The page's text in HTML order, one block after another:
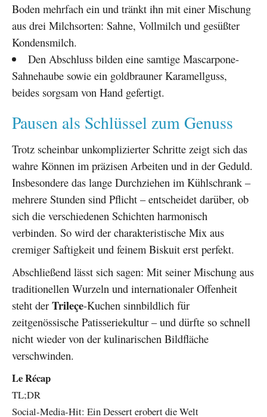
Boden mehrfach ein und tränkt ihn mit einer Mischung
aus drei Milchsorten: Sahne, Vollmilch und gesüßter
Kondensmilch.
Den Abschluss bilden eine samtige Mascarpone-
Sahnehaube sowie ein goldbrauner Karamellguss,
beides sorgsam von Hand gefertigt.
Pausen als Schlüssel zum Genuss
Trotz scheinbar unkomplizierter Schritte zeigt sich das
wahre Können im präzisen Arbeiten und in der Geduld.
Insbesondere das lange Durchziehen im Kühlschrank –
mehrere Stunden sind Pflicht – entscheidet darüber, ob
sich die verschiedenen Schichten harmonisch
verbinden. So wird der charakteristische Mix aus
cremiger Saftigkeit und feinem Biskuit erst perfekt.
Abschließend lässt sich sagen: Mit seiner Mischung aus
traditionellen Wurzeln und internationaler Offenheit
steht der Trileçe-Kuchen sinnbildlich für
zeitgenössische Patisseriekultur – und dürfte so schnell
nicht wieder von der kulinarischen Bildfläche
verschwinden.
Le Récap
TL;DR
Social-Media-Hit: Ein Dessert erobert die Welt